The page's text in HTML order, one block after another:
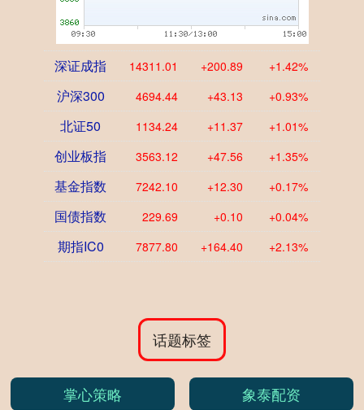
深证成指 14311.01 +200.89 +1.42%
沪深300 4694.44 +43.13 +0.93%
北证50 1134.24 +11.37 +1.01%
创业板指 3563.12 +47.56 +1.35%
基金指数 7242.10 +12.30 +0.17%
国债指数 229.69 +0.10 +0.04%
期指IC0 7877.80 +164.40 +2.13%
话题标签
掌心策略
象泰配资